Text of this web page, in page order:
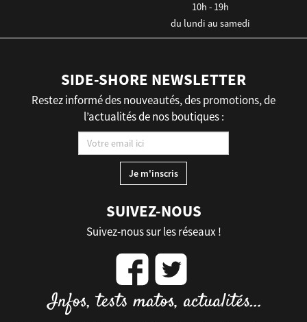
10h - 19h
du lundi au samedi
SIDE-SHORE NEWSLETTER
Restez informé des nouveautés, des promotions, de
l’actualités de nos boutiques :
SUIVEZ-NOUS
Suivez-nous sur les réseaux !